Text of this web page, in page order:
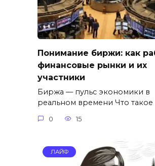
Понимание биржи: как
финансовые рынки и их
участники
Биржа — пульс экономики в
реальном времени Что такое
0 15
ЛАЙФ